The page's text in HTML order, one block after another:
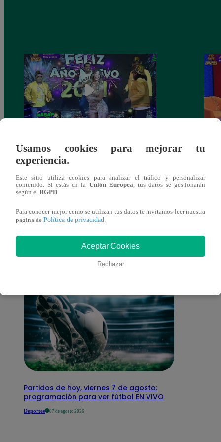
Josimar armó una tremenda fiesta de año
nuevo en El Wasap de JB
También te puede
interesar
Partidos de hoy, viernes 7 de agosto:
programación para ver fútbol EN VIVO
Deportes 07 de agosto 2026
Usamos cookies para mejorar tu
experiencia.
Este sitio utiliza cookies para analizar el tráfico y personalizar
contenido. Si estás en la Unión Europea, tus datos se gestionarán
según el RGPD.
Para conocer mejor como se utilizan tus datos te invitamos leer nuestra
pagina de Política de privacidad.
Aceptar Cookies
Rechazar